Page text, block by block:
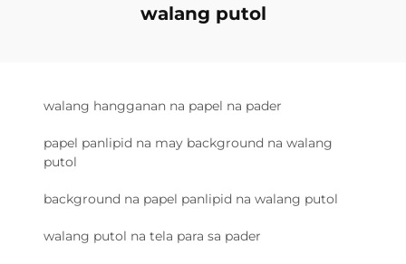
walang putol
walang hangganan na papel na pader
papel panlipid na may background na walang
putol
background na papel panlipid na walang putol
walang putol na tela para sa pader